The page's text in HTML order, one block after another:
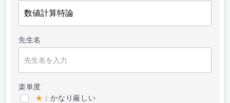
先生名
楽単度
★ ：かなり厳しい